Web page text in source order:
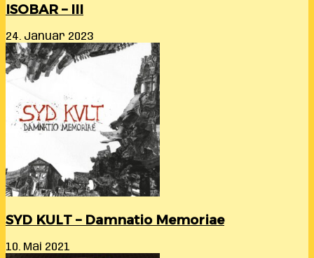
ISOBAR – III
24. Januar 2023
SYD KULT – Damnatio Memoriae
10. Mai 2021